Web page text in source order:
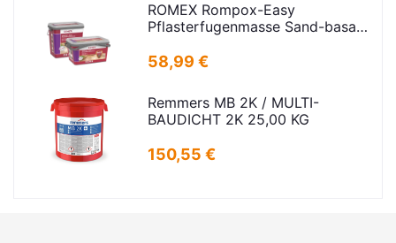
ROMEX Rompox-Easy
Pflasterfugenmasse Sand-basalt
58,99 €
Remmers MB 2K / MULTI-
BAUDICHT 2K 25,00 KG
150,55 €